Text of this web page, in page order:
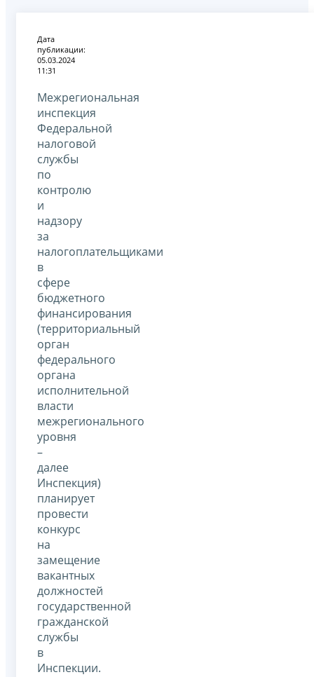
Дата
публикации:
05.03.2024
11:31
Межрегиональная
инспекция
Федеральной
налоговой
службы
по
контролю
и
надзору
за
налогоплательщиками
в
сфере
бюджетного
финансирования
(территориальный
орган
федерального
органа
исполнительной
власти
межрегионального
уровня
–
далее
Инспекция)
планирует
провести
конкурс
на
замещение
вакантных
должностей
государственной
гражданской
службы
в
Инспекции.